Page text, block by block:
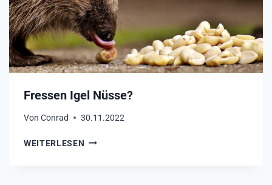
B
S
T
?
Fressen Igel Nüsse?
Von Conrad 30.11.2022
WEITERLESEN F